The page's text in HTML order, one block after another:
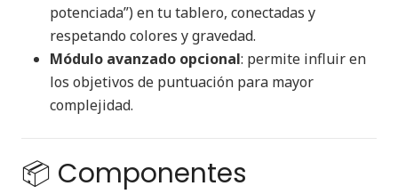
potenciada”) en tu tablero, conectadas y
respetando colores y gravedad.
Módulo avanzado opcional: permite influir en
los objetivos de puntuación para mayor
complejidad.
📦 Componentes